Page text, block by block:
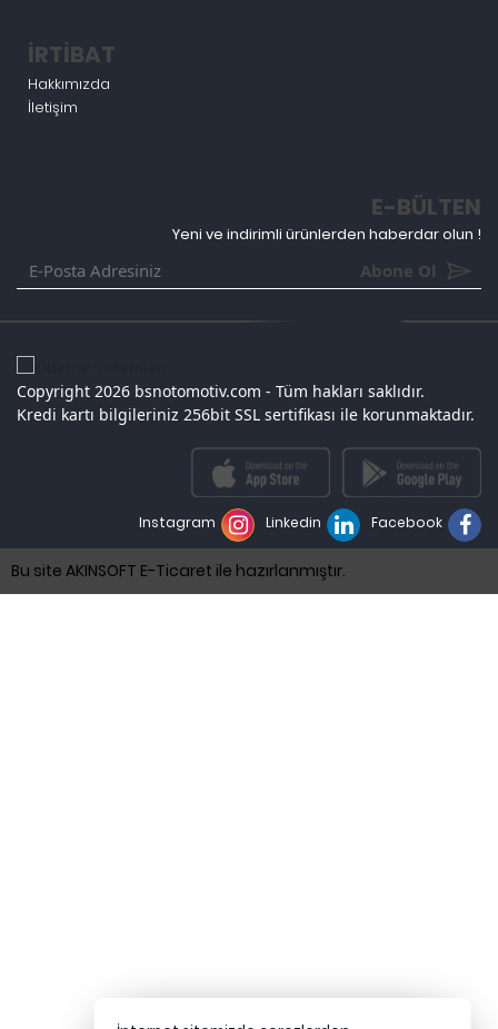
İRTİBAT
Hakkımızda
İletişim
E-BÜLTEN
Yeni ve indirimli ürünlerden haberdar olun !
Abone Ol
Copyright 2026 bsnotomotiv.com - Tüm hakları saklıdır.
Kredi kartı bilgileriniz 256bit SSL sertifikası ile korunmaktadır.
Facebook
Linkedin
Instagram
Bu site AKINSOFT E-Ticaret ile hazırlanmıştır.